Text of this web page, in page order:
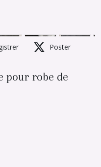
Poster
pour robe de